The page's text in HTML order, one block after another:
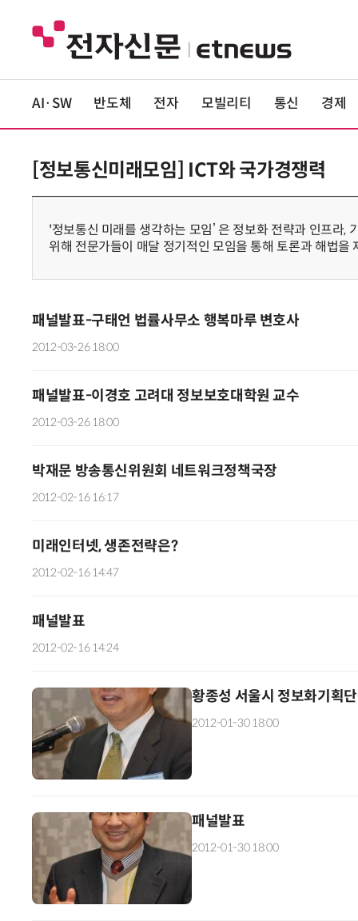
AI·SW 반도체 전자 모빌리티 통신 경제
[정보통신미래모임] ICT와 국가경쟁력
'정보통신 미래를 생각하는 모임’ 은 정보화 전략과 인프라,
위해 전문가들이 매달 정기적인 모임을 통해 토론과 해법을
패널발표-구태언 법률사무소 행복마루 변호사
2012-03-26 18:00
패널발표-이경호 고려대 정보보호대학원 교수
2012-03-26 18:00
박재문 방송통신위원회 네트워크정책국장
2012-02-16 16:17
미래인터넷, 생존전략은?
2012-02-16 14:47
패널발표
2012-02-16 14:24
황종성 서울시 정보화기획
2012-01-30 18:00
패널발표
2012-01-30 18:00